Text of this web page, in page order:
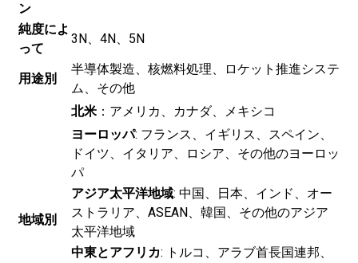
ン
純度によ
って
3N、4N、5N
用途別
半導体製造、核燃料処理、ロケット推進システ
ム、その他
地域別
北米 ：アメリカ、カナダ、メキシコ
ヨーロッパ: フランス、イギリス、スペイン、
ドイツ、イタリア、ロシア、その他のヨーロッ
パ
アジア太平洋地域: 中国、日本、インド、オー
ストラリア、ASEAN、韓国、その他のアジア
太平洋地域
中東とアフリカ: トルコ、アラブ首長国連邦、